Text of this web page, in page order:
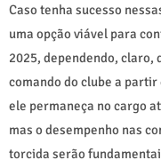
Caso tenha sucesso
uma opção viável para
2025, dependendo, claro,
comando do clube a
ele permaneça no cargo
mas o desempenho nas
torcida serão